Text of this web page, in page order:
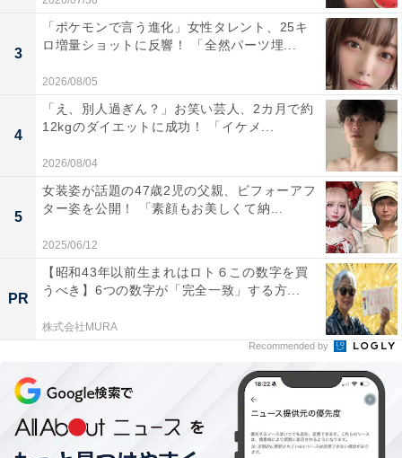
3
「ポケモンで言う進化」女性タレント、25キ
ロ増量ショットに反響！ 「全然パーツ埋...
2026/08/05
4
「え、別人過ぎん？」お笑い芸人、2カ月で約
12kgのダイエットに成功！ 「イケメ...
2026/08/04
5
女装姿が話題の47歳2児の父親、ビフォーアフ
ター姿を公開！ 「素顔もお美しくて納...
2025/06/12
PR
【昭和43年以前生まれはロト６この数字を買
うべき】6つの数字が「完全一致」する方...
株式会社MURA
Recommended by